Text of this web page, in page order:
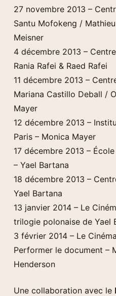
27 novembre 2013 –
Santu Mofokeng /
Meisner
4 décembre 2013 –
Rania Rafei & Raed Rafei
11 décembre 2013 –
Mariana Castillo Deball /
Mayer
12 décembre 2013 –
Paris – Monica Mayer
17 décembre 2013 –
– Yael Bartana
18 décembre 2013 –
Yael Bartana
13 janvier 2014 – Le
trilogie polonaise de Yael
3 février 2014 – Le
Performer le document –
Henderson
Une collaboration avec le